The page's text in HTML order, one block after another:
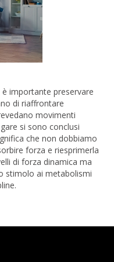
importante preservare
di riaffrontare
movimenti
si sono conclusi
che non dobbiamo
forza e riesprimerla
di forza dinamica ma
stimolo ai metabolismi